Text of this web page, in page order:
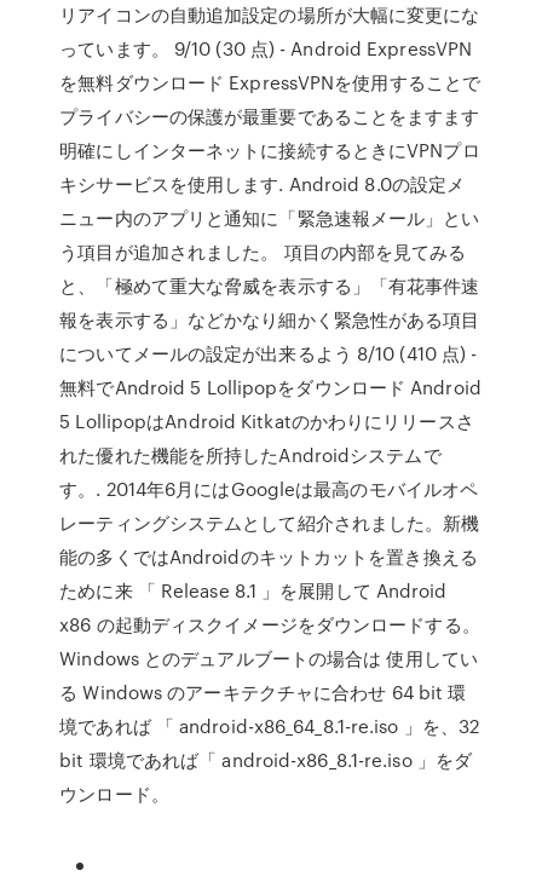
リアイコンの自動追加設定の場所が大幅に変更にな
っています。 9/10 (30 点) - Android ExpressVPN
を無料ダウンロード ExpressVPNを使用することで
プライバシーの保護が最重要であることをますます
明確にしインターネットに接続するときにVPNプロ
キシサービスを使用します. Android 8.0の設定メ
ニュー内のアプリと通知に「緊急速報メール」とい
う項目が追加されました。 項目の内部を見てみる
と、「極めて重大な脅威を表示する」「有花事件速
報を表示する」などかなり細かく緊急性がある項目
についてメールの設定が出来るよう 8/10 (410 点) -
無料でAndroid 5 Lollipopをダウンロード Android
5 LollipopはAndroid Kitkatのかわりにリリースさ
れた優れた機能を所持したAndroidシステムで
す。. 2014年6月にはGoogleは最高のモバイルオペ
レーティングシステムとして紹介されました。新機
能の多くではAndroidのキットカットを置き換える
ために来 「 Release 8.1 」を展開して Android
x86 の起動ディスクイメージをダウンロードする。
Windows とのデュアルブートの場合は 使用してい
る Windows のアーキテクチャに合わせ 64 bit 環
境であれば 「 android-x86_64_8.1-re.iso 」を、32
bit 環境であれば「 android-x86_8.1-re.iso 」をダ
ウンロード。